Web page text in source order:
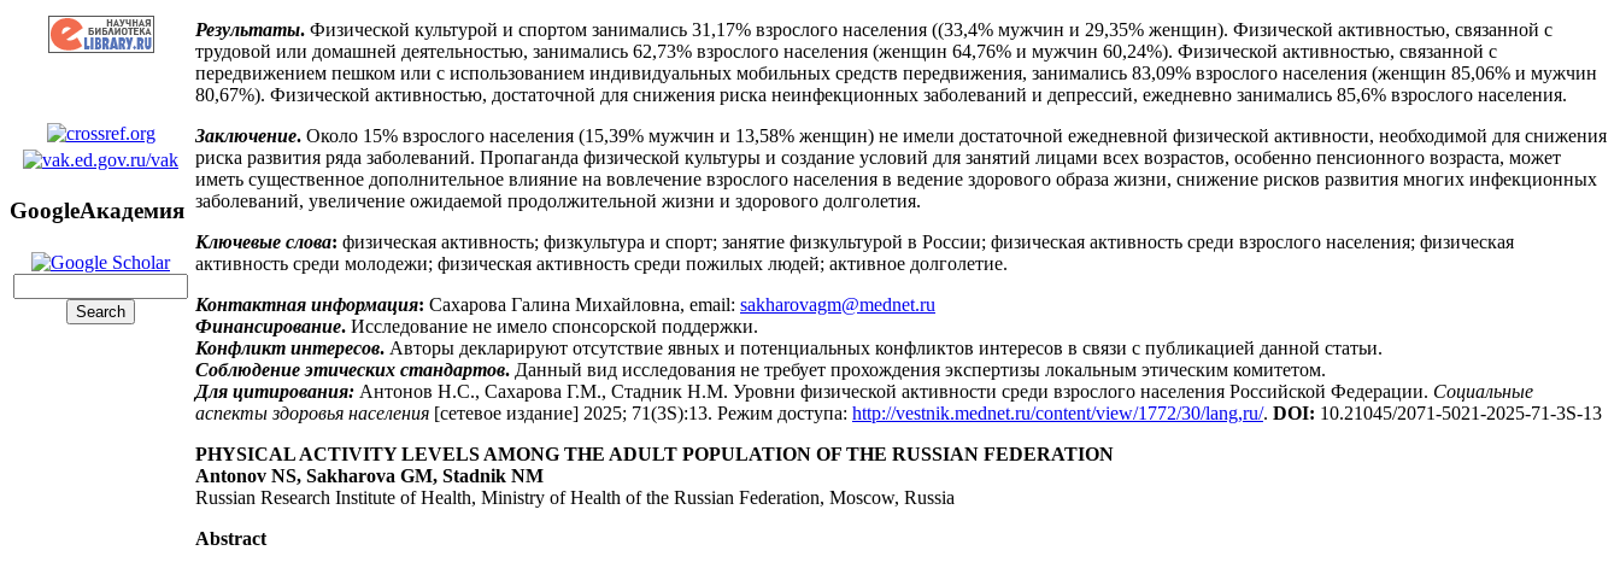
GoogleАкадемия
Результаты. Физической культурой и спортом занимались 31,17% взрослого населения ((33,4% мужчин и 29,35% женщин). Физической активностью, связанной с
трудовой или домашней деятельностью, занимались 62,73% взрослого населения (женщин 64,76% и мужчин 60,24%). Физической активностью, связанной с
передвижением пешком или с использованием индивидуальных мобильных средств передвижения, занимались 83,09% взрослого населения (женщин 85,06% и мужчин
80,67%). Физической активностью, достаточной для снижения риска неинфекционных заболеваний и депрессий, ежедневно занимались 85,6% взрослого населения.
Заключение. Около 15% взрослого населения (15,39% мужчин и 13,58% женщин) не имели достаточной ежедневной физической активности, необходимой для снижения
риска развития ряда заболеваний. Пропаганда физической культуры и создание условий для занятий лицами всех возрастов, особенно пенсионного возраста, может
иметь существенное дополнительное влияние на вовлечение взрослого населения в ведение здорового образа жизни, снижение рисков развития многих инфекционных
заболеваний, увеличение ожидаемой продолжительной жизни и здорового долголетия.
Ключевые слова: физическая активность; физкультура и спорт; занятие физкультурой в России; физическая активность среди взрослого населения; физическая
активность среди молодежи; физическая активность среди пожилых людей; активное долголетие.
Контактная информация: Сахарова Галина Михайловна, email: sakharovagm@mednet.ru
Финансирование. Исследование не имело спонсорской поддержки.
Конфликт интересов. Авторы декларируют отсутствие явных и потенциальных конфликтов интересов в связи с публикацией данной статьи.
Соблюдение этических стандартов. Данный вид исследования не требует прохождения экспертизы локальным этическим комитетом.
Для цитирования: Антонов Н.С., Сахарова Г.М., Стадник Н.М. Уровни физической активности среди взрослого населения Российской Федерации. Социальные
аспекты здоровья населения [сетевое издание] 2025; 71(3S):13. Режим доступа: http://vestnik.mednet.ru/content/view/1772/30/lang,ru/. DOI: 10.21045/2071-5021-2025-71-3S-13
PHYSICAL ACTIVITY LEVELS AMONG THE ADULT POPULATION OF THE RUSSIAN FEDERATION
Antonov NS, Sakharova GM, Stadnik NM
Russian Research Institute of Health, Ministry of Health of the Russian Federation, Moscow, Russia
Abstract